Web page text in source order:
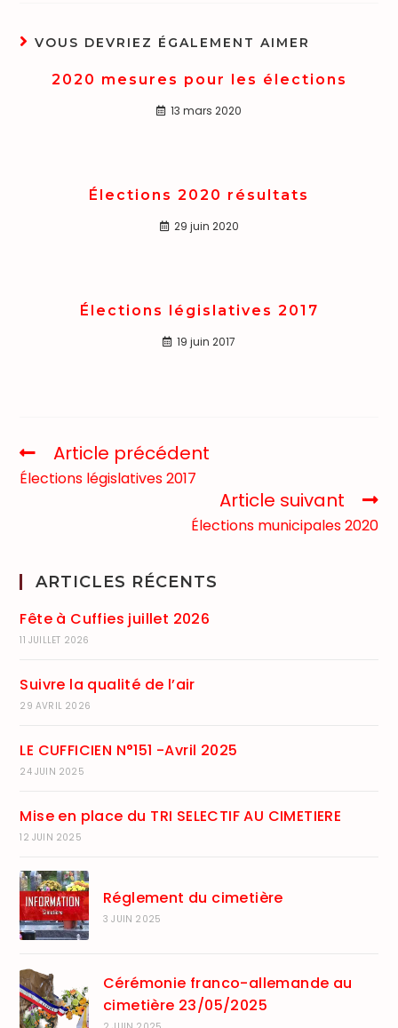
VOUS DEVRIEZ ÉGALEMENT AIMER
2020 mesures pour les élections
13 mars 2020
Élections 2020 résultats
29 juin 2020
Élections législatives 2017
19 juin 2017
Article précédent
Élections législatives 2017
Article suivant
Élections municipales 2020
ARTICLES RÉCENTS
Fête à Cuffies juillet 2026
11 JUILLET 2026
Suivre la qualité de l’air
29 AVRIL 2026
LE CUFFICIEN N°151 -Avril 2025
24 JUIN 2025
Mise en place du TRI SELECTIF AU CIMETIERE
12 JUIN 2025
Réglement du cimetière
3 JUIN 2025
Cérémonie franco-allemande au
cimetière 23/05/2025